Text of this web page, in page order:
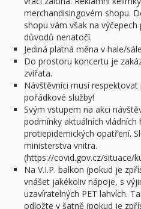
merchandisingovém shopu.
shopu vám však na výčepech
důvodů nenatočí.
Jediná platná měna v hale/
Do prostoru koncertu je
zvířata.
Návštěvníci musí
pořádkové služby!
Svým vstupem na akci
podmínky aktuálních vládních
protiepidemických opatření.
ministerstva vnitra.
(https://covid.gov.cz/situace/
Na V.I.P. balkon (pokud je
vnášet jakékoliv nápoje, s
uzavíratelných PET lahvích.
odložte v šatně (pokud je